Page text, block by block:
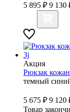
5 895 ₽ 9 130
Акция
Рюкзак
темный
5 675 ₽ 9 120
Товар